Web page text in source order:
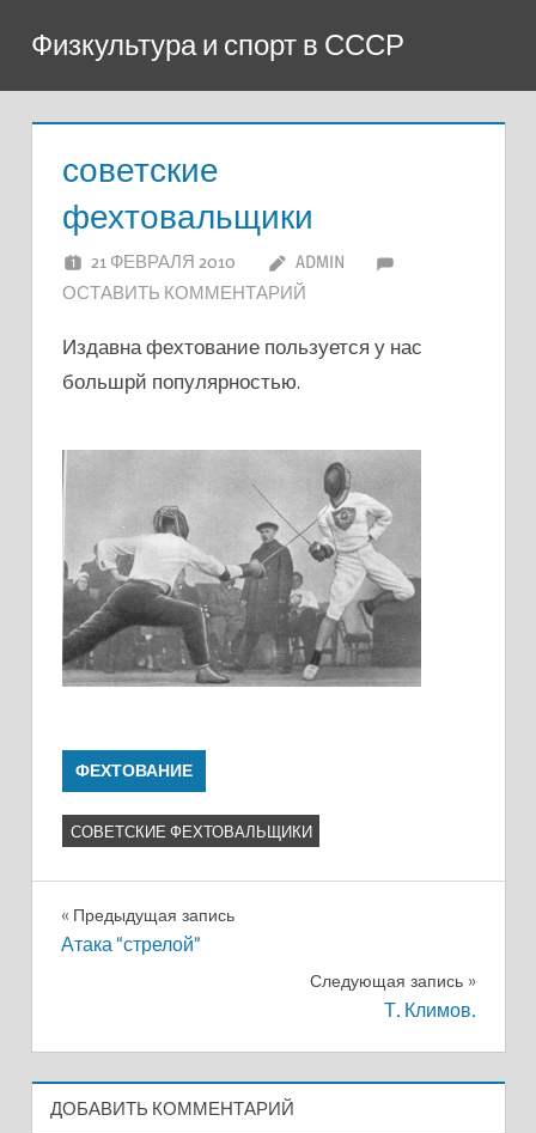
содержимому
Физкультура и спорт в СССР
советские
фехтовальщики
21 ФЕВРАЛЯ 2010
ADMIN
ОСТАВИТЬ КОММЕНТАРИЙ
Издавна фехтование пользуется у нас
большрй популярностью.
ФЕХТОВАНИЕ
СОВЕТСКИЕ ФЕХТОВАЛЬЩИКИ
Навигация
Предыдущая запись
Атака “стрелой”
Следующая запись
Т. Климов.
ДОБАВИТЬ КОММЕНТАРИЙ